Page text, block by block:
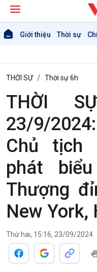
Giới thiệu Thời sự
Giới thiệu
THỜI SỰ Thời sự 6h
THỜI
23/9/
Chủ tịch
phát
Thượng
New York,
Thứ hai, 15:16, 23/09/2024